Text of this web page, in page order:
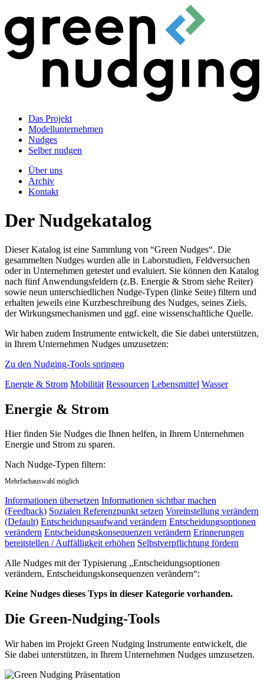
Das Projekt
Modellunternehmen
Nudges
Selber nudgen
Über uns
Archiv
Kontakt
Der Nudgekatalog
Dieser Katalog ist eine Sammlung von “Green Nudges“. Die
gesammelten Nudges wurden alle in Laborstudien, Feldversuchen
oder in Unternehmen getestet und evaluiert. Sie können den Katalog
nach fünf Anwendungsfeldern (z.B. Energie & Strom siehe Reiter)
sowie neun unterschiedlichen Nudge-Typen (linke Seite) filtern und
erhalten jeweils eine Kurzbeschreibung des Nudges, seines Ziels,
der Wirkungsmechanismen und ggf. eine wissenschaftliche Quelle.
Wir haben zudem Instrumente entwickelt, die Sie dabei unterstützen,
in Ihrem Unternehmen Nudges umzusetzen:
Zu den Nudging-Tools springen
Energie & Strom Mobilität Ressourcen Lebensmittel Wasser
Energie & Strom
Hier finden Sie Nudges die Ihnen helfen, in Ihrem Unternehmen
Energie und Strom zu sparen.
Nach Nudge-Typen filtern:
Mehrfachauswahl möglich
Informationen übersetzen Informationen sichtbar machen
(Feedback) Sozialen Referenzpunkt setzen Voreinstellung verändern
(Default) Entscheidungsaufwand verändern Entscheidungsoptionen
verändern Entscheidungskonsequenzen verändern Erinnerungen
bereitstellen / Auffälligkeit erhöhen Selbstverpflichtung fördern
Alle Nudges mit der Typisierung „Entscheidungsoptionen
verändern, Entscheidungskonsequenzen verändern“:
Keine Nudges dieses Typs in dieser Kategorie vorhanden.
Die Green-Nudging-Tools
Wir haben im Projekt Green Nudging Instrumente entwickelt, die
Sie dabei unterstützen, in Ihrem Unternehmen Nudges umzusetzen.